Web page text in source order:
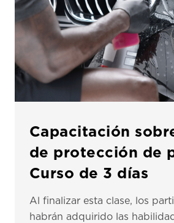
Capacitación
de protección de
Curso de 3 días
Al finalizar esta clase, los
habrán adquirido las